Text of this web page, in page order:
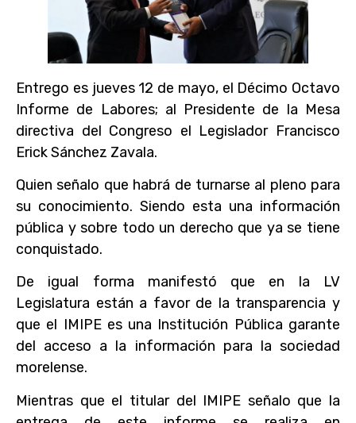
Entrego es jueves 12 de mayo, el Décimo Octavo
Informe de Labores; al Presidente de la Mesa
directiva del Congreso el Legislador Francisco
Erick Sánchez Zavala.
Quien señalo que habrá de turnarse al pleno para
su conocimiento. Siendo esta una información
pública y sobre todo un derecho que ya se tiene
conquistado.
De igual forma manifestó que en la LV
Legislatura están a favor de la transparencia y
que el IMIPE es una Institución Pública garante
del acceso a la información para la sociedad
morelense.
Mientras que el titular del IMIPE señalo que la